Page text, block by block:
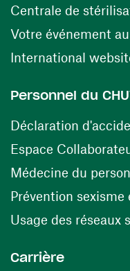
Centrale de
Votre événement
International
Personnel du
Déclaration
Espace
Médecine du
Prévention
Usage des réseaux
Carrière